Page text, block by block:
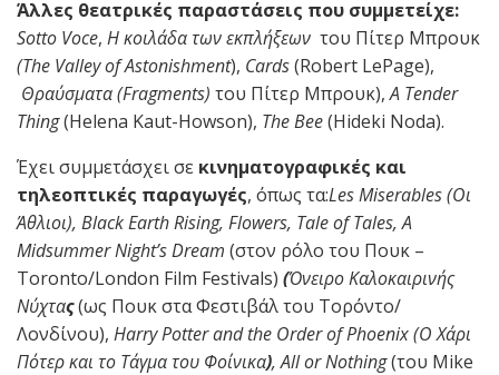
Άλλες θεατρικές παραστάσεις που συμμετείχε:
Sotto Voce, Η κοιλάδα των εκπλήξεων του Πίτερ Μπρουκ
(The ValleyofAstonishment), Cards(Robert LePage),
Θραύσματα (Fragments) του Πίτερ Μπρουκ),A Tender
Thing(Helena Kaut-Howson), TheBee(Hideki Noda).
Έχει συμμετάσχει σε κινηματογραφικές και
τηλεοπτικές παραγωγές, όπως τα:LesMiserables(Οι
Άθλιοι), BlackEarthRising, Flowers, Taleof Tales,A
MidsummerNight’sDream (στον ρόλο του Πουκ –
Toronto/London Film Festivals) (Όνειρο Καλοκαιρινής
Νύχτας(ως Πουκ στα Φεστιβάλ του Τορόντο/
Λονδίνου), HarryPotterand the OrderofPhoenix(Ο Χάρι
Πότερ και το Tάγμα του Φοίνικα),AllorNothing(του Mike